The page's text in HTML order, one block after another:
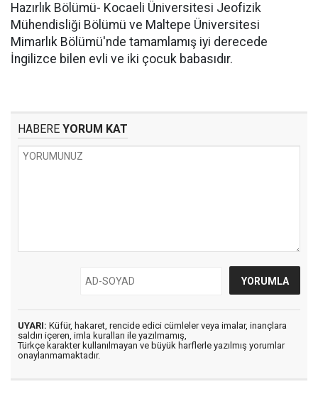
Hazırlık Bölümü- Kocaeli Üniversitesi Jeofizik
Mühendisliği Bölümü ve Maltepe Üniversitesi
Mimarlık Bölümü'nde tamamlamış iyi derecede
İngilizce bilen evli ve iki çocuk babasıdır.
HABERE YORUM KAT
UYARI: Küfür, hakaret, rencide edici cümleler veya imalar, inançlara
saldırı içeren, imla kuralları ile yazılmamış,
Türkçe karakter kullanılmayan ve büyük harflerle yazılmış yorumlar
onaylanmamaktadır.